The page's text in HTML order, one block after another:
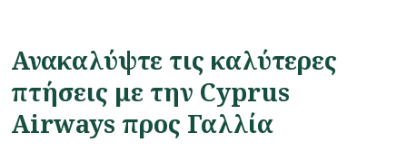
Ανακαλύψτε τις καλύτερες
πτήσεις με την Cyprus
Airways προς Γαλλία